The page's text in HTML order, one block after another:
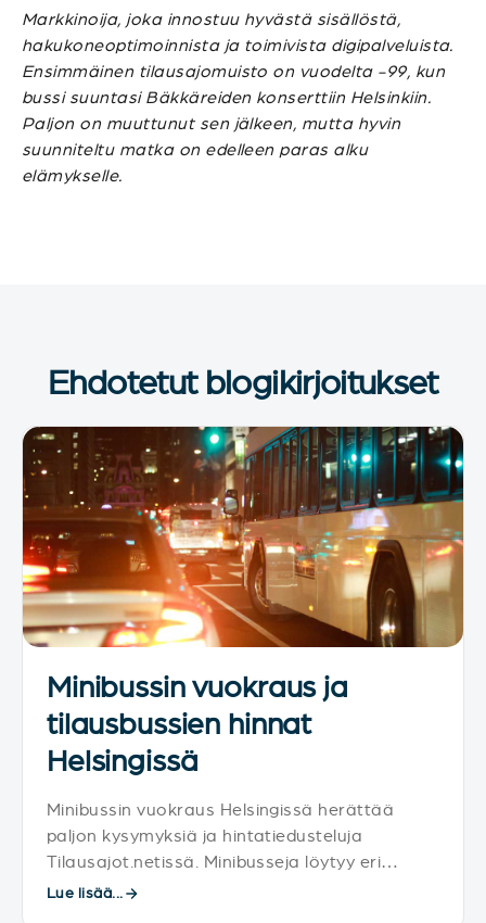
Markkinoija, joka innostuu hyvästä sisällöstä,
hakukoneoptimoinnista ja toimivista digipalveluista.
Ensimmäinen tilausajomuisto on vuodelta -99, kun
bussi suuntasi Bäkkäreiden konserttiin Helsinkiin.
Paljon on muuttunut sen jälkeen, mutta hyvin
suunniteltu matka on edelleen paras alku
elämykselle.
Ehdotetut blogikirjoitukset
Minibussin vuokraus ja
tilausbussien hinnat
Helsingissä
Minibussin vuokraus Helsingissä herättää
paljon kysymyksiä ja hintatiedusteluja
Tilausajot.netissä. Minibusseja löytyy eri
kokoluokissa sekä erilaisilla varusteluilla.
Lue lisää...